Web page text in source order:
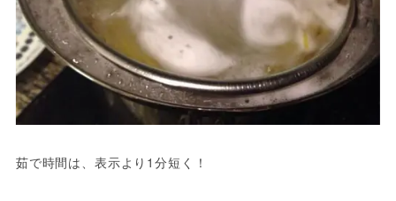
茹で時間は、表示より1分短く！